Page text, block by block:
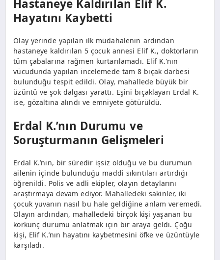
Hastaneye Kaldırılan Elif K.
Hayatını Kaybetti
Olay yerinde yapılan ilk müdahalenin ardından
hastaneye kaldırılan 5 çocuk annesi Elif K., doktorların
tüm çabalarına rağmen kurtarılamadı. Elif K.’nın
vücudunda yapılan incelemede tam 8 bıçak darbesi
bulunduğu tespit edildi. Olay, mahallede büyük bir
üzüntü ve şok dalgası yarattı. Eşini bıçaklayan Erdal K.
ise, gözaltına alındı ve emniyete götürüldü.
Erdal K.’nın Durumu ve
Soruşturmanın Gelişmeleri
Erdal K.’nın, bir süredir işsiz olduğu ve bu durumun
ailenin içinde bulunduğu maddi sıkıntıları artırdığı
öğrenildi. Polis ve adli ekipler, olayın detaylarını
araştırmaya devam ediyor. Mahalledeki sakinler, iki
çocuk yuvanın nasıl bu hale geldiğine anlam veremedi.
Olayın ardından, mahalledeki birçok kişi yaşanan bu
korkunç durumu anlatmak için bir araya geldi. Çoğu
kişi, Elif K.’nın hayatını kaybetmesini öfke ve üzüntüyle
karşıladı.